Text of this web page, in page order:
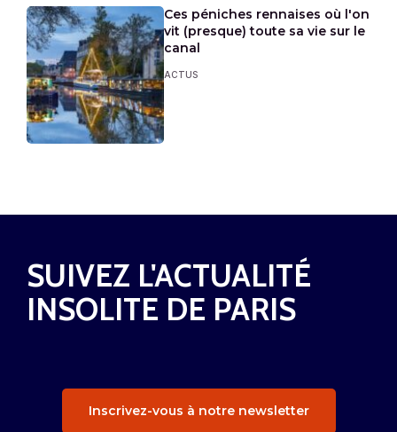
Ces péniches rennaises où l'on
vit (presque) toute sa vie sur le
canal
ACTUS
SUIVEZ L'ACTUALITÉ
INSOLITE DE PARIS
Inscrivez-vous à notre newsletter